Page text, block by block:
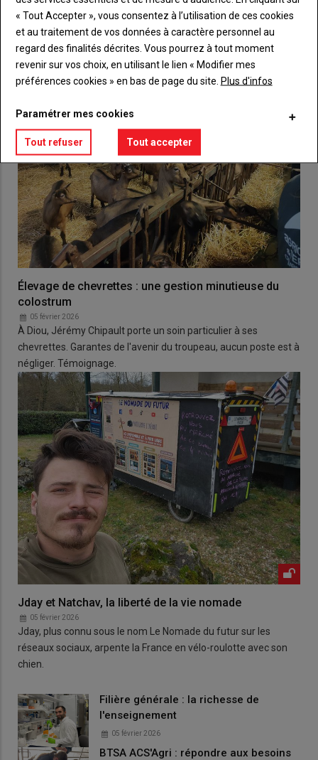
VOUS AIMEREZ AUSSI
Élevage de chevrettes : une gestion minutieuse du
colostrum
05 février 2026
À Diou, Jérémy Chipault porte un soin particulier à ses
chevrettes. Garantes de l'avenir du troupeau, aucun poste est à
négliger. Témoignage.
Jday et Natchav, la liberté de la vie nomade
05 février 2026
Jday, plus connu sous le nom Le Nomade du futur sur les
réseaux sociaux, arpente la France en vélo-roulotte avec son
chien.
Filière générale : la richesse de
l'enseignement
05 février 2026
BTSA ACS'Agri : répondre aux besoins
« Tout Accepter », vous consentez à l’utilisation de ces cookies
et au traitement de vos données à caractère personnel au
regard des finalités décrites. Vous pourrez à tout moment
revenir sur vos choix, en utilisant le lien « Modifier mes
préférences cookies » en bas de page du site. Plus d'infos
Paramétrer mes cookies
Tout refuser Tout accepter